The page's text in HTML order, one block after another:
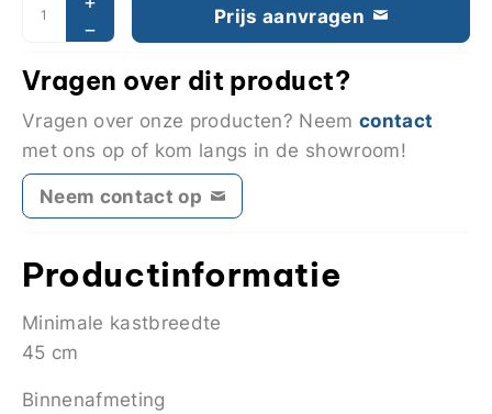
Prijs aanvragen
Vragen over dit product?
Vragen over onze producten? Neem contact
met ons op of kom langs in de showroom!
Neem contact op
Productinformatie
Minimale kastbreedte
45 cm
Binnenafmeting